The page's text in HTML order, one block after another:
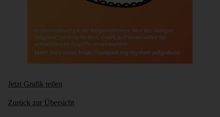
Jetzt Grafik teilen
Zurück zur Übersicht